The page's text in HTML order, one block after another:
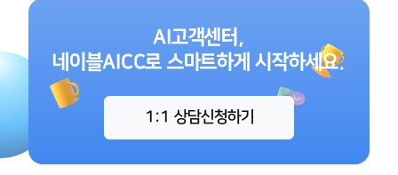
AI고객센터,
네이블AICC로 스마트하게 시작하세요.
1:1 상담신청하기